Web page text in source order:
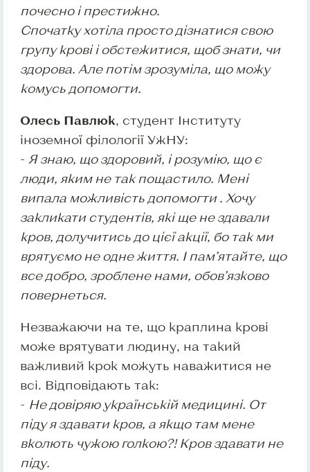
почесно і престижно.
Спочатку хотіла просто дізнатися свою
групу крові і обстежитися, щоб знати, чи
здорова. Але потім зрозуміла, що можу
комусь допомогти.
Олесь Павлюк, студент Інституту
іноземної філології УжНУ:
- Я знаю, що здоровий, і розумію, що є
люди, яким не так пощастило. Мені
випала можливість допомогти . Хочу
закликати студентів, які ще не здавали
кров, долучитись до цієї акції, бо так ми
врятуємо не одне життя. І пам’ятайте, що
все добро, зроблене нами, обов’язково
повернеться.
Незважаючи на те, що краплина крові
може врятувати людину, на такий
важливий крок можуть наважитися не
всі. Відповідають так:
- Не довіряю українській медицині. От
піду я здавати кров, а якщо там мене
вколють чужою голкою?! Кров здавати не
піду.